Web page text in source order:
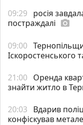
09:29
росія
постраждалі photo_camera
09:00
Іскоростенського
21:00 Оренда
знайти житло в
20:03
Вдарив
конфіскував